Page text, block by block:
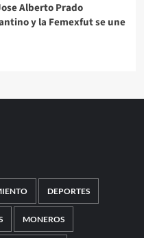
Alberto Prado
y la Femexfut se une
DEPORTES
MONEROS